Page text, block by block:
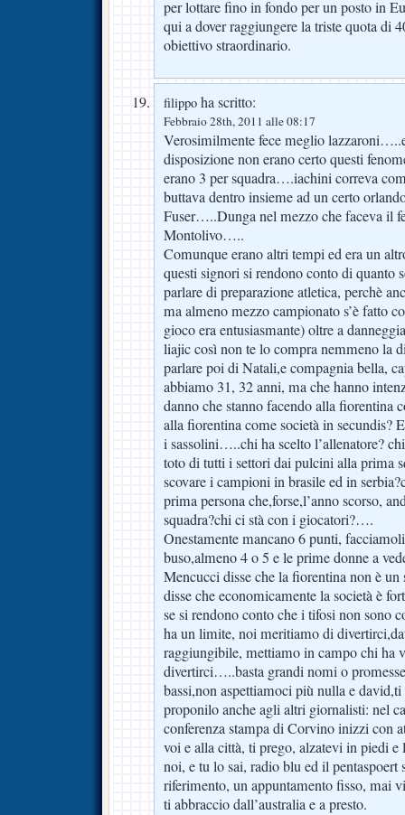
per lottare fino in fondo per un posto in
qui a dover raggiungere la triste quota di
obiettivo straordinario.
filippo ha scritto:
Febbraio 28th, 2011 alle 08:17
Verosimilmente fece meglio
disposizione non erano certo questi
erano 3 per squadra….iachini correva
buttava dentro insieme ad un certo
Fuser…..Dunga nel mezzo che faceva il
Montolivo…..
Comunque erano altri tempi ed era un
questi signori si rendono conto di quanto
parlare di preparazione atletica, perchè
ma almeno mezzo campionato s’è fatto
gioco era entusiasmante) oltre a
liajic così non te lo compra nemmeno la
parlare poi di Natali,e compagnia bella,
abbiamo 31, 32 anni, ma che hanno
danno che stanno facendo alla fiorentina
alla fiorentina come società in secundis?
i sassolini…..chi ha scelto l’allenatore?
toto di tutti i settori dai pulcini alla prima
scovare i campioni in brasile ed in
prima persona che,forse,l’anno scorso,
squadra?chi ci stà con i giocatori?….
Onestamente mancano 6 punti,
buso,almeno 4 o 5 e le prime donne a
Mencucci disse che la fiorentina non è
disse che economicamente la società è
se si rendono conto che i tifosi non sono
ha un limite, noi meritiamo di
raggiungibile, mettiamo in campo chi ha
divertirci…..basta grandi nomi o
bassi,non aspettiamoci più nulla e
proponilo anche agli altri giornalisti: nel
conferenza stampa di Corvino inizzi con
voi e alla città, ti prego, alzatevi in piedi e
noi, e tu lo sai, radio blu ed il pentaspoert
riferimento, un appuntamento fisso, mai
ti abbraccio dall’australia e a presto.